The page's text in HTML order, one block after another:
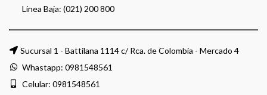
Linea Baja: (021) 200 800
Sucursal 1 - Battilana 1114 c/ Rca. de Colombia - Mercado 4
Whastapp: 0981548561
Celular: 0981548561